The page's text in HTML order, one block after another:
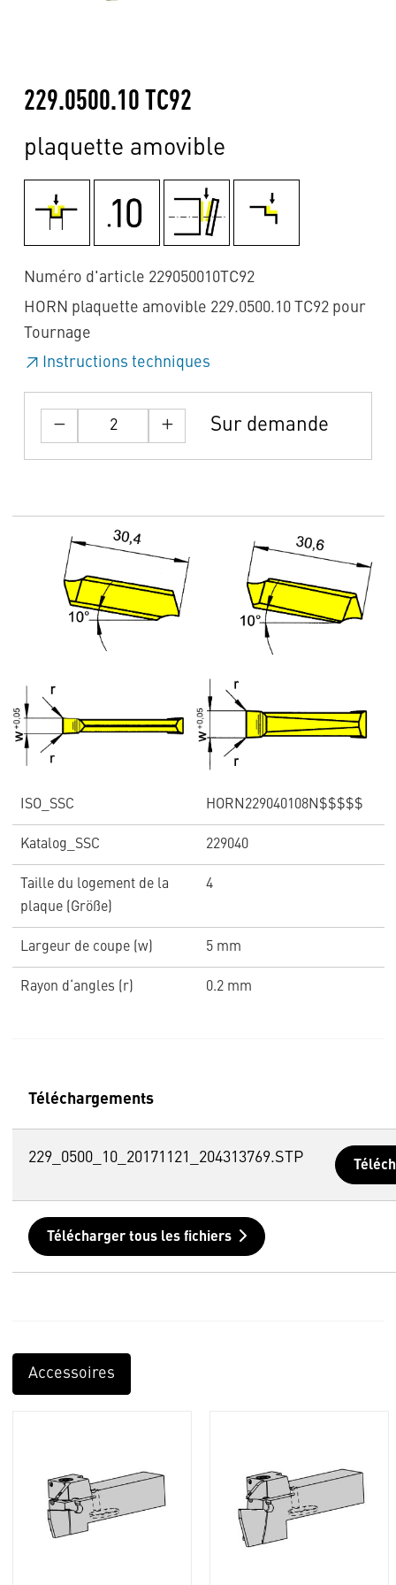
229.0500.10 TC92
plaquette amovible
Numéro d'article 229050010TC92
HORN plaquette amovible 229.0500.10 TC92 pour
Tournage
Instructions techniques
Sur demande
ISO_SSC HORN229040108N$$$$$
Katalog_SSC 229040
Taille du logement de la
plaque (Größe)
4
Largeur de coupe (w) 5 mm
Rayon d‘angles (r) 0.2 mm
Téléchargements
229_0500_10_20171121_204313769.STP
Télécharger tous les fichiers
Accessoires